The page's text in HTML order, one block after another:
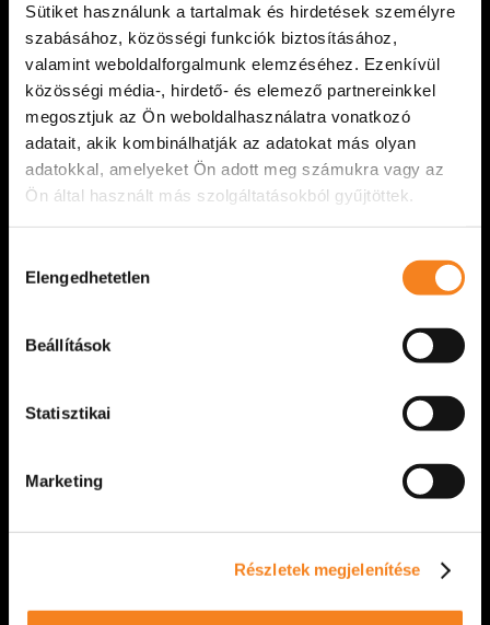
Sütiket használunk a tartalmak és hirdetések személyre
szabásához, közösségi funkciók biztosításához,
valamint weboldalforgalmunk elemzéséhez. Ezenkívül
közösségi média-, hirdető- és elemező partnereinkkel
megosztjuk az Ön weboldalhasználatra vonatkozó
adatait, akik kombinálhatják az adatokat más olyan
adatokkal, amelyeket Ön adott meg számukra vagy az
Ön által használt más szolgáltatásokból gyűjtöttek.
kiválasztása
Elengedhetetlen
Beállítások
Statisztikai
Marketing
Részletek megjelenítése
Átadtuk az idei Böröndi Tamás-emlékdíjat
Március 22-én, az Évfordulós felfordulás című
előadásunk után ünnepélyes keretek között adtuk
át a Böröndi Tamás-emlékdíjat. Az elismerést
2026. március 22.